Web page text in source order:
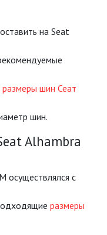
на Seat
размеры шин Сеат
шин.
Alhambra
осуществлялся с
размеры